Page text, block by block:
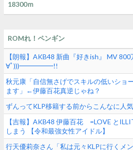
18300ｍ
ROMれ！ペンギン
【朗報】AKB48 新曲『好きish』 MV
∀ﾟ)))━━━━━!!
秋元康「自信無さげでスキルの低いショ
ます」←伊藤百花真逆じゃね？
ずんってKLP移籍する前からこんなに人
【吉報】AKB48 伊藤百花 =LOVE と
しまう 【令和最強女性アイドル】
行天優莉奈さん「私は元々KLPに行くメ